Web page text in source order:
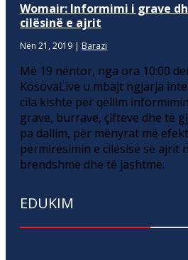
Womair: Informimi i grave
cilësinë e ajrit
Nën 21, 2019 | Barazi
Më 19 nëntor, nga ora 10:00
KosovaLive u mbajt ngjarja
cila kishte për qëllim
grave, burrave, çifteve dhe të
pa dallim, për mënyrat më
përmirësimin e cilësisë së ajrit
brendshme dhe të jashtme.
EDUKIM